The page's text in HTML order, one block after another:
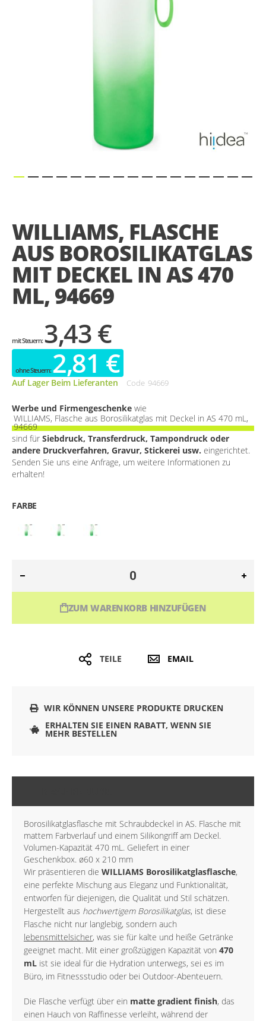
beginning
of
the
images
gallery
WILLIAMS, FLASCHE
AUS BOROSILIKATGLAS
MIT DECKEL IN AS 470
ML, 94669
3,43 €
2,81 €
Auf Lager Beim Lieferanten Code 94669
Werbe und Firmengeschenke wie
WILLIAMS, Flasche aus Borosilikatglas mit Deckel in AS 470 mL,
94669
sind für Siebdruck, Transferdruck, Tampondruck oder
andere Druckverfahren, Gravur, Stickerei usw. eingerichtet.
Senden Sie uns eine Anfrage, um weitere Informationen zu
erhalten!
FARBE
ZUM WARENKORB HINZUFÜGEN
TEILE EMAIL
WIR KÖNNEN UNSERE PRODUKTE DRUCKEN
ERHALTEN SIE EINEN RABATT, WENN SIE
MEHR BESTELLEN
Borosilikatglasflasche mit Schraubdeckel in AS. Flasche mit
mattem Farbverlauf und einem Silikongriff am Deckel.
Volumen-Kapazität 470 mL. Geliefert in einer
Geschenkbox. ø60 x 210 mm
Wir präsentieren die WILLIAMS Borosilikatglasflasche,
eine perfekte Mischung aus Eleganz und Funktionalität,
entworfen für diejenigen, die Qualität und Stil schätzen.
Hergestellt aus hochwertigem Borosilikatglas, ist diese
Flasche nicht nur langlebig, sondern auch
lebensmittelsicher, was sie für kalte und heiße Getränke
geeignet macht. Mit einer großzügigen Kapazität von 470
mL ist sie ideal für die Hydration unterwegs, sei es im
Büro, im Fitnessstudio oder bei Outdoor-Abenteuern.
Die Flasche verfügt über ein matte gradient finish, das
einen Hauch von Raffinesse verleiht, während der